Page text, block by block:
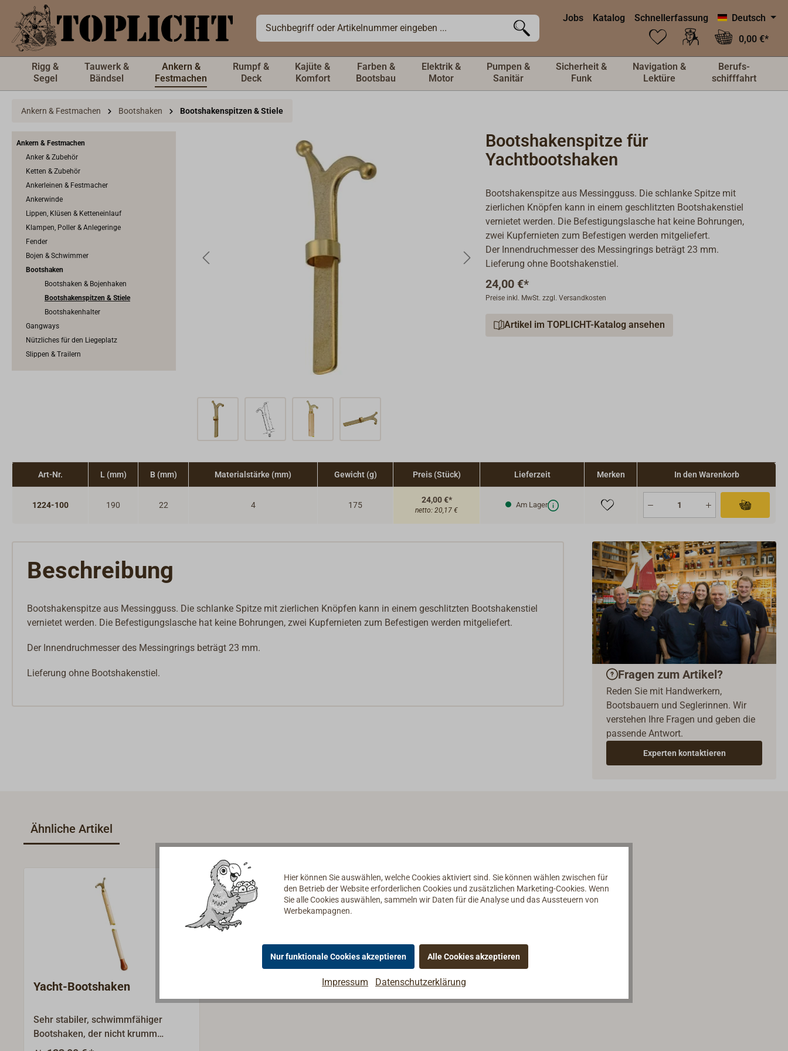
springen Jobs Katalog Schnellerfassung
Deutsch
0,00 €*
Rigg &
Segel
Tauwerk &
Bändsel
Ankern &
Festmachen
Rumpf &
Deck
Kajüte &
Komfort
Farben &
Bootsbau
Elektrik &
Motor
Pumpen &
Sanitär
Sicherheit &
Funk
Navigation &
Lektüre
Berufs-
schifffahrt
Ankern & Festmachen Bootshaken Bootshakenspitzen & Stiele
Ankern & Festmachen
Anker & Zubehör
Ketten & Zubehör
Ankerleinen & Festmacher
Ankerwinde
Lippen, Klüsen & Ketteneinlauf
Klampen, Poller & Anlegeringe
Fender
Bojen & Schwimmer
Bootshaken
Bootshaken & Bojenhaken
Bootshakenspitzen & Stiele
Bootshakenhalter
Gangways
Nützliches für den Liegeplatz
Slippen & Trailern
Bootshakenspitze für
Yachtbootshaken
Bootshakenspitze aus Messingguss. Die schlanke Spitze mit
zierlichen Knöpfen kann in einem geschlitzten Bootshakenstiel
vernietet werden. Die Befestigungslasche hat keine Bohrungen,
zwei Kupfernieten zum Befestigen werden mitgeliefert.
Der Innendruchmesser des Messingrings beträgt 23 mm.
Lieferung ohne Bootshakenstiel.
24,00 €*
Preise inkl. MwSt. zzgl. Versandkosten
Artikel im TOPLICHT-Katalog ansehen
Art-Nr. L (mm) B (mm) Materialstärke (mm) Gewicht (g) Preis (Stück) Lieferzeit Merken In den Warenkorb
1224-100 190 22 4 175
24,00 €*
netto: 20,17 €
Am Lager
Beschreibung
Bootshakenspitze aus Messingguss. Die schlanke Spitze mit zierlichen Knöpfen kann in einem geschlitzten Bootshakenstiel
vernietet werden. Die Befestigungslasche hat keine Bohrungen, zwei Kupfernieten zum Befestigen werden mitgeliefert.
Der Innendruchmesser des Messingrings beträgt 23 mm.
Lieferung ohne Bootshakenstiel. Fragen zum Artikel?
Reden Sie mit Handwerkern,
Bootsbauern und Seglerinnen. Wir
verstehen Ihre Fragen und geben die
passende Antwort.
Experten kontaktieren
Ähnliche Artikel
Yacht-Bootshaken
Sehr stabiler, schwimmfähiger
Bootshaken, der nicht krumm
wird.Hergestellt in Finnland aus
Hier können Sie auswählen, welche Cookies aktiviert sind. Sie können wählen zwischen für
den Betrieb der Website erforderlichen Cookies und zusätzlichen Marketing-Cookies. Wenn
Sie alle Cookies auswählen, sammeln wir Daten für die Analyse und das Aussteuern von
Werbekampagnen.
Nur funktionale Cookies akzeptieren Alle Cookies akzeptieren
Impressum Datenschutzerklärung